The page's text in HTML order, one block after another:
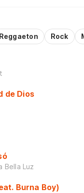
Reggaeton Rock
de Dios
Bella Luz
Burna Boy)